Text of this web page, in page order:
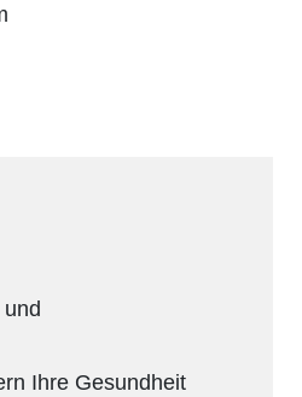
Ihre Gesundheit